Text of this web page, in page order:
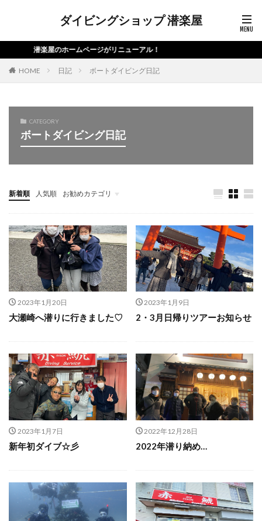
ダイビングショップ 潜楽屋
潜楽屋のホームページがリニューアル！
HOME 日記 ボートダイビング日記
CATEGORY
ボートダイビング日記
新着順 人気順 お勧めカテゴリ
未分類
2023年1月20日
大瀬崎へ潜りに行きました♡
2023年1月9日
2・3月日帰りツアーお知らせ
2023年1月7日
新年初ダイブ☆彡
2022年12月28日
2022年潜り納め…